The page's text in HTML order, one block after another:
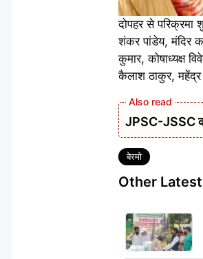
दोपहर से
शंकर पांडेय, मंदिर
कुमार, कोषाध्यक्ष
कैलाश ठाकुर,
JPSC-JSSC
Tags
बेरमो
Other